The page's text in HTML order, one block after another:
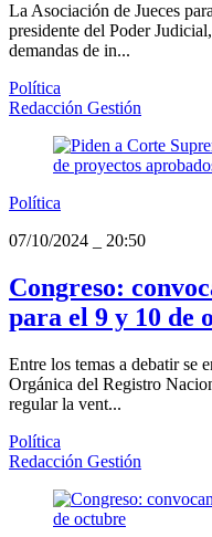
La Asociación de Jueces
presidente del Poder
demandas de in...
Política
Redacción Gestión
Política
07/10/2024
20:50
Congreso:
para el 9 y 10 de
Entre los temas a debatir se
Orgánica del Registro
regular la vent...
Política
Redacción Gestión